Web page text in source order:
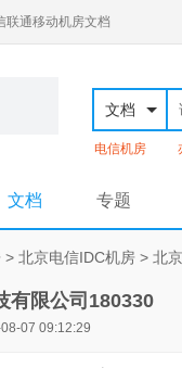
联通移动机房文档
文档
电信机房
文档 专题
> 北京电信IDC机房 > 北
有限公司180330
07 09:12:29